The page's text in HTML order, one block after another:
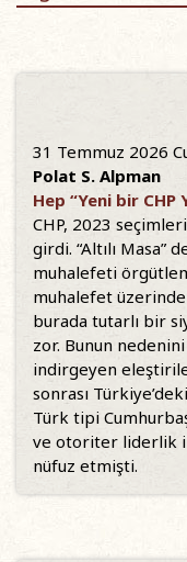
31 Temmuz 2026
Polat S. Alpman
Hep “Yeni bir
CHP, 2023
girdi. “Altılı Masa”
muhalefeti
muhalefet
burada tutarlı bir
zor. Bunun
indirgeyen
sonrası
Türk tipi
ve otoriter liderlik
nüfuz etmişti.